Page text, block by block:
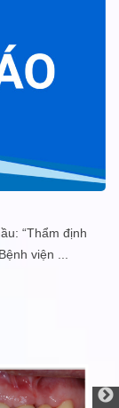
“Thẩm định
viện